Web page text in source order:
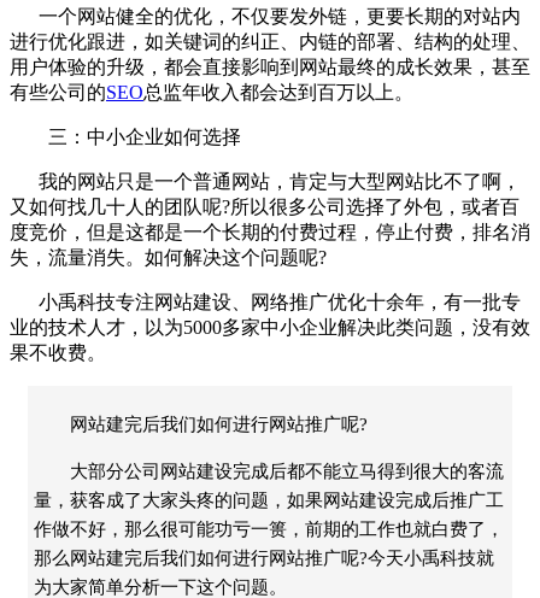
一个网站健全的优化，不仅要发外链，更要长期的对站内
进行优化跟进，如关键词的纠正、内链的部署、结构的处理、
用户体验的升级，都会直接影响到网站最终的成长效果，甚至
有些公司的SEO总监年收入都会达到百万以上。
三：中小企业如何选择
我的网站只是一个普通网站，肯定与大型网站比不了啊，
又如何找几十人的团队呢?所以很多公司选择了外包，或者百
度竞价，但是这都是一个长期的付费过程，停止付费，排名消
失，流量消失。如何解决这个问题呢?
小禹科技专注网站建设、 网络推广优化十余年，有一批专
业的技术人才，以为5000多家中小企业解决此类问题，没有效
果不收费。
网站建完后我们如何进行网站推广呢?
大部分公司网站建设完成后都不能立马得到很大的客流
量，获客成了大家头疼的问题，如果网站建设完成后推广工
作做不好，那么很可能功亏一篑，前期的工作也就白费了，
那么网站建完后我们如何进行网站推广呢?今天小禹科技就
为大家简单分析一下这个问题。